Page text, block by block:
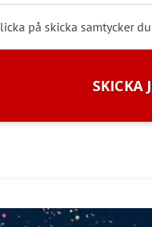
på skicka samtycker
SKICKA